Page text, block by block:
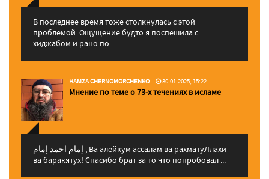
В последнее время тоже столкнулась с этой
проблемой. Ощущение будто я поспешила с
хиджабом и рано по...
HAMZA CHERNOMORCHENKO 30.01.2025, 15:22
Мнение по теме о 73-х течениях в исламе
إمام احمد إمام , Ва алейкум ассалам ва рахматуЛлахи
ва баракятух! Спасибо брат за то что попробовал ...